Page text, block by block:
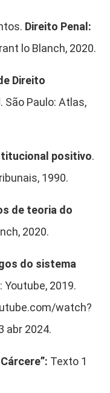
Direito Penal:
lo Blanch, 2020.
Direito
São Paulo: Atlas,
positivo.
1990.
de teoria do
2020.
do sistema
Youtube, 2019.
watch?
abr 2024.
Texto 1